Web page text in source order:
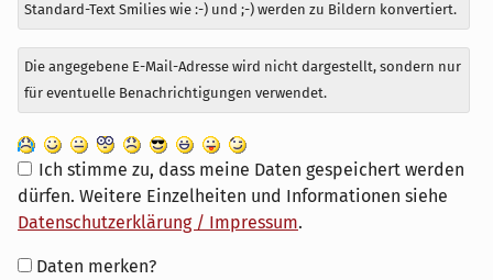
Standard-Text Smilies wie :-) und ;-) werden zu Bildern konvertiert.
Die angegebene E-Mail-Adresse wird nicht dargestellt, sondern nur
für eventuelle Benachrichtigungen verwendet.
Ich stimme zu, dass meine Daten gespeichert werden
dürfen. Weitere Einzelheiten und Informationen siehe
Datenschutzerklärung / Impressum.
Formular-
Daten merken?